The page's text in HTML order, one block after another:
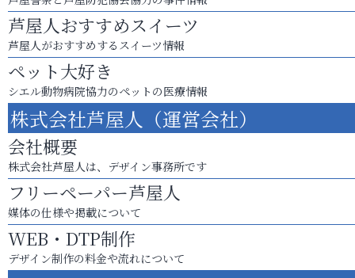
芦屋人おすすめスイーツ
芦屋人がおすすめするスイーツ情報
ペット大好き
シエル動物病院協力のペットの医療情報
株式会社芦屋人（運営会社）
会社概要
株式会社芦屋人は、デザイン事務所です
フリーペーパー芦屋人
媒体の仕様や掲載について
WEB・DTP制作
デザイン制作の料金や流れについて